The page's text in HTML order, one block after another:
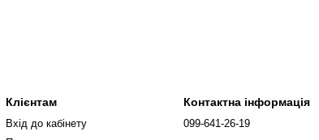
Клієнтам
Вхід до кабінету
Контактна інформація
099-641-26-19